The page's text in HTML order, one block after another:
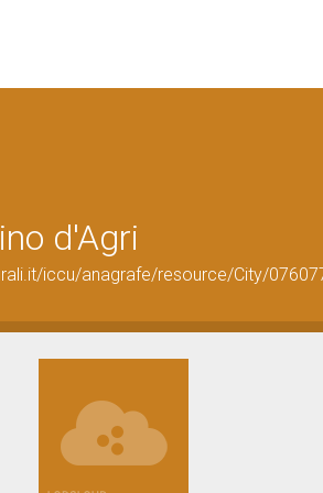
d'Agri
iccu/anagrafe/resource/City/